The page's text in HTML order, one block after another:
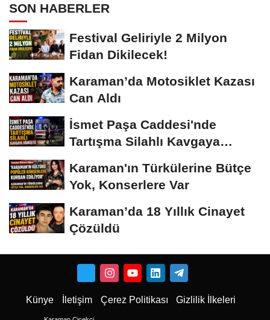
SON HABERLER
Festival Geliriyle 2 Milyon
Fidan Dikilecek!
Karaman’da Motosiklet Kazası
Can Aldı
İsmet Paşa Caddesi'nde
Tartışma Silahlı Kavgaya
Karaman'ın Türkülerine Bütçe
Yok, Konserlere Var
Karaman’da 18 Yıllık Cinayet
Çözüldü
Künye İletişim Çerez Politikası Gizlilik İlkeleri